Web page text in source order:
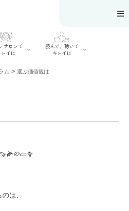
サロンで
レイに
探す
のプロが
プロと
？
読んで、聴いて
キレイに
読んで、聴いてキ
ム > 選ぶ価値観は
は、